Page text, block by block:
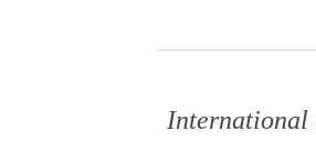
International